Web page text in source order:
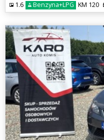
1.6 Benzyna+LPG KM 120